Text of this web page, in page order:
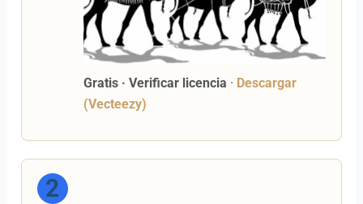
Gratis · Verificar licencia · Descargar
(Vecteezy)
2